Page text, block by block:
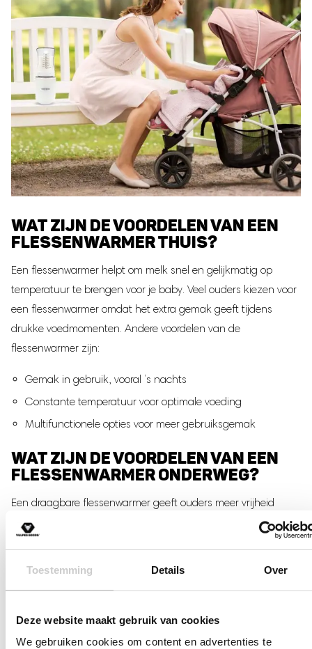
Toestemming Details Over
Deze website maakt gebruik van cookies
We gebruiken cookies om content en advertenties te
WAT ZIJN DE VOORDELEN VAN EEN
FLESSENWARMER THUIS?
Een flessenwarmer helpt om melk snel en gelijkmatig op
temperatuur te brengen voor je baby. Veel ouders kiezen voor
een flessenwarmer omdat het extra gemak geeft tijdens
drukke voedmomenten. Andere voordelen van de
flessenwarmer zijn:
Gemak in gebruik, vooral ’s nachts
Constante temperatuur voor optimale voeding
Multifunctionele opties voor meer gebruiksgemak
WAT ZIJN DE VOORDELEN VAN EEN
FLESSENWARMER ONDERWEG?
Een draagbare flessenwarmer geeft ouders meer vrijheid
tijdens uitstapjes en reizen. Veel modellen zijn compact, licht
van gewicht en makkelijk mee te nemen in een luiertas.
Veel modellen zijn oplaadbaar via USB
Altijd melk op de juiste temperatuur
Minder afhankelijk van een stopcontact